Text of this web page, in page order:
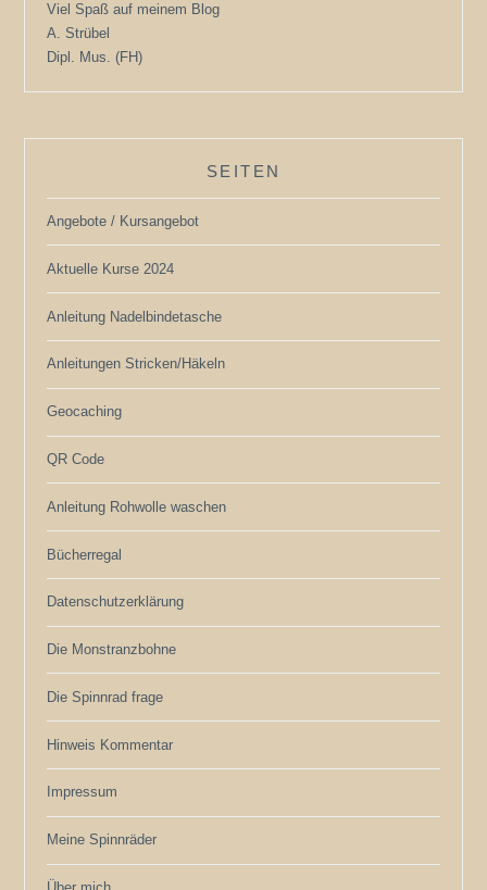
Viel Spaß auf meinem Blog
A. Strübel
Dipl. Mus. (FH)
SEITEN
Angebote / Kursangebot
Aktuelle Kurse 2024
Anleitung Nadelbindetasche
Anleitungen Stricken/Häkeln
Geocaching
QR Code
Anleitung Rohwolle waschen
Bücherregal
Datenschutzerklärung
Die Monstranzbohne
Die Spinnrad frage
Hinweis Kommentar
Impressum
Meine Spinnräder